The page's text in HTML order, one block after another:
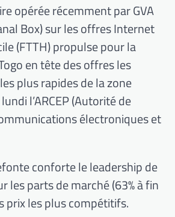
opérée récemment par GVA
Box) sur les offres Internet
(FTTH) propulse pour la
en tête des offres les
plus rapides de la zone
l’ARCEP (Autorité de
électroniques et
conforte le leadership de
les parts de marché (63% à fin
prix les plus compétitifs.